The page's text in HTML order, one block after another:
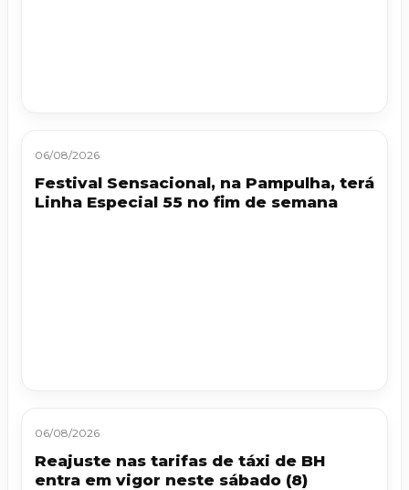
06/08/2026
Festival Sensacional, na Pampulha, terá
Linha Especial 55 no fim de semana
06/08/2026
Reajuste nas tarifas de táxi de BH
entra em vigor neste sábado (8)